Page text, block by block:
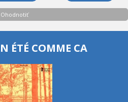
Ohodnotiť
ÉTÉ COMME CA